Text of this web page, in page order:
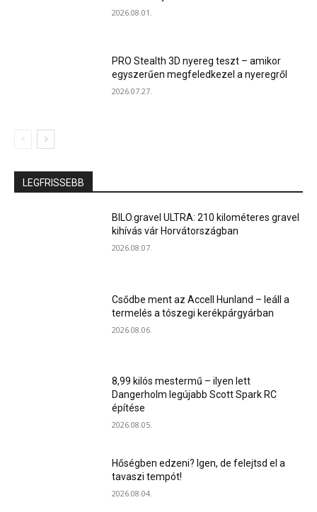
2026.08.01.
PRO Stealth 3D nyereg teszt – amikor
egyszerűen megfeledkezel a nyeregről
2026.07.27.
LEGFRISSEBB
BILO.gravel ULTRA: 210 kilométeres gravel
kihívás vár Horvátországban
2026.08.07.
Csődbe ment az Accell Hunland – leáll a
termelés a tószegi kerékpárgyárban
2026.08.06.
8,99 kilós mestermű – ilyen lett
Dangerholm legújabb Scott Spark RC
építése
2026.08.05.
Hőségben edzeni? Igen, de felejtsd el a
tavaszi tempót!
2026.08.04.